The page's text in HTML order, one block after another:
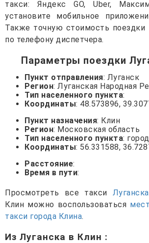
такси: Яндекс GO, Uber,
установите мобильное
Также точную стоимость поездки
по телефону диспетчера.
Параметры поездки
Пункт отправления: Луганск
Регион: Луганская Народная
Тип населенного пункта:
Координаты: 48.573896,
Пункт назначения: Клин
Регион: Московская область
Тип населенного пункта: город
Координаты: 56.331588,
Расстояние:
Время в пути:
Просмотреть все такси Луганска
Клин можно воспользоваться
такси города Клина.
Из Луганска в Клин :